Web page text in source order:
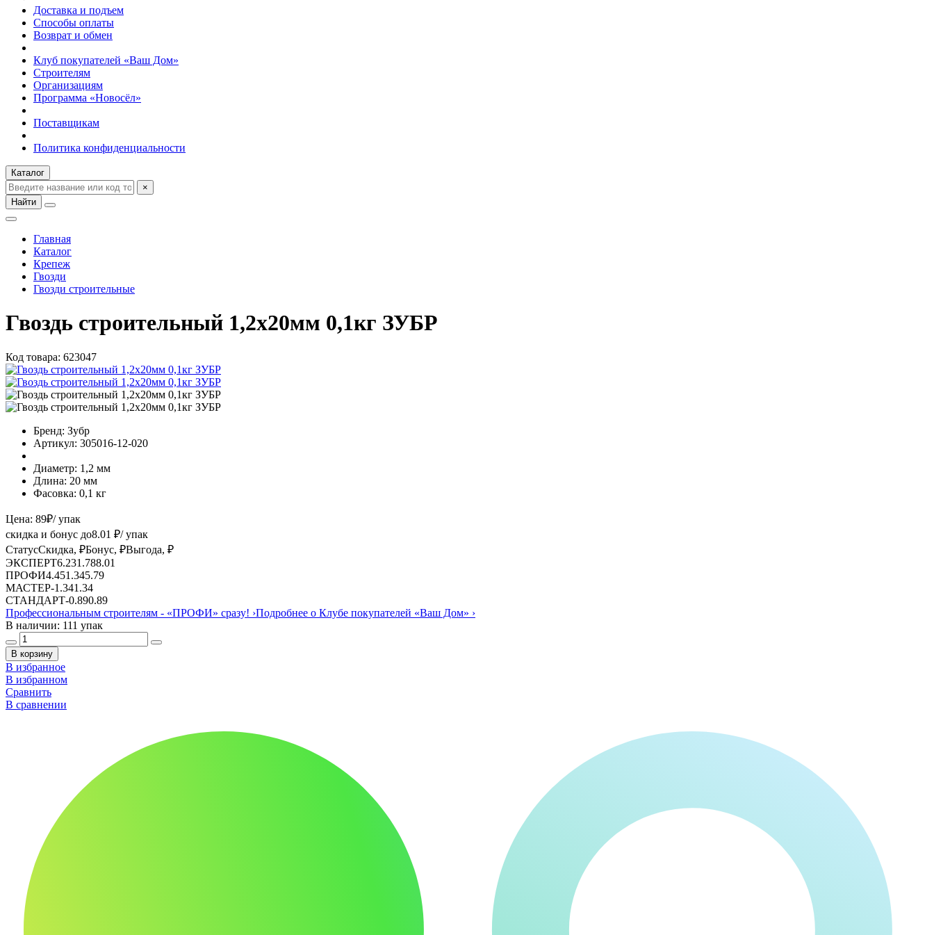
Доставка и подъем
Способы оплаты
Возврат и обмен
Клуб покупателей «Ваш Дом»
Строителям
Организациям
Программа «Новосёл»
Поставщикам
Политика конфиденциальности
Каталог
×
Найти
Главная
Каталог
Крепеж
Гвозди
Гвозди строительные
Гвоздь строительный 1,2х20мм 0,1кг ЗУБР
Код товара: 623047
Бренд: Зубр
Артикул: 305016-12-020
Диаметр: 1,2 мм
Длина: 20 мм
Фасовка: 0,1 кг
Цена: 89₽/ упак
скидка и бонус до8.01 ₽/ упак
СтатусСкидка, ₽Бонус, ₽Выгода, ₽
ЭКСПЕРТ6.231.788.01
ПРОФИ4.451.345.79
МАСТЕР-1.341.34
СТАНДАРТ-0.890.89
Профессиональным строителям - «ПРОФИ» сразу! ›Подробнее о Клубе покупателей «Ваш Дом» ›
В наличии: 111 упак
В корзину
В избранное
В избранном
Сравнить
В сравнении